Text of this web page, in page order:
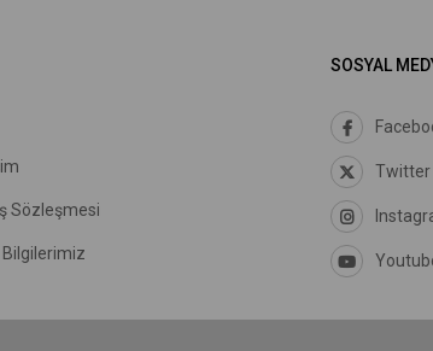
Sözleşmesi
Bilgilerimiz
SOSYAL
Twitter